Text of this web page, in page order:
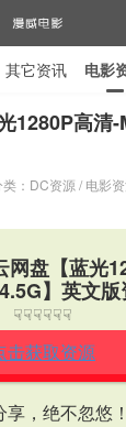
威电影
其它资讯 电影
1280P高清
： DC资源 / 电影
网盘【蓝光
】英文
☟☟☟☟☟☟
击获取资源
享，绝不忽悠！